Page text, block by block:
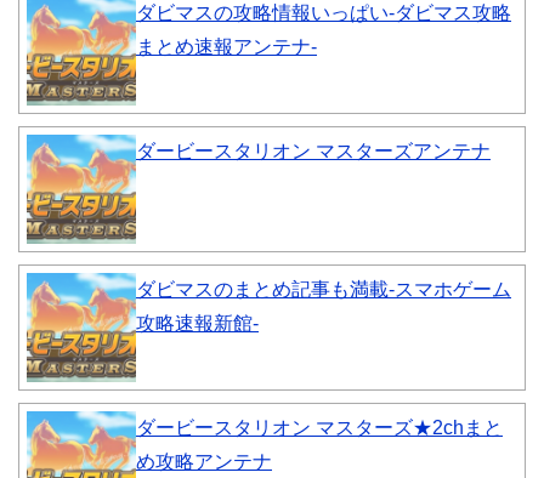
ダビマスの攻略情報いっぱい-ダビマス攻略
まとめ速報アンテナ-
ダービースタリオン マスターズアンテナ
ダビマスのまとめ記事も満載-スマホゲーム
攻略速報新館-
ダービースタリオン マスターズ★2chまと
め攻略アンテナ